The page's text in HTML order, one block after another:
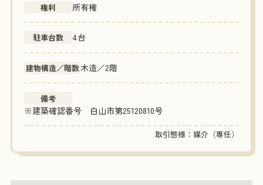
権利 所有権
駐車台数 4台
建物構造／階数木造／2階
備考
※建築確認番号 白山市第25120810号
取引態様：媒介（専任）